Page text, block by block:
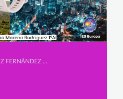
Secundaria, ANABEL SÁNCHEZ FERNÁNDEZ y LORENA MORENO RODRÍGUEZ